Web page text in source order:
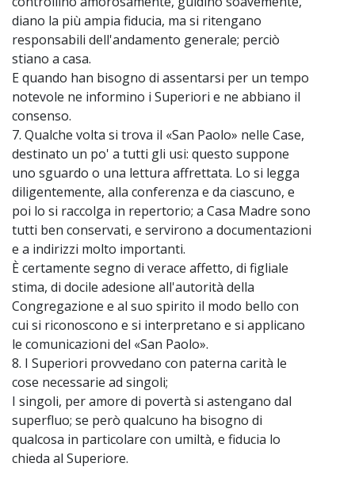
diano la più ampia fiducia, ma si ritengano
responsabili dell'andamento generale; perciò
stiano a casa.
E quando han bisogno di assentarsi per un tempo
notevole ne informino i Superiori e ne abbiano il
consenso.
7. Qualche volta si trova il «San Paolo» nelle Case,
destinato un po' a tutti gli usi: questo suppone
uno sguardo o una lettura affrettata. Lo si legga
diligentemente, alla conferenza e da ciascuno, e
poi lo si raccolga in repertorio; a Casa Madre sono
tutti ben conservati, e servirono a documentazioni
e a indirizzi molto importanti.
È certamente segno di verace affetto, di figliale
stima, di docile adesione all'autorità della
Congregazione e al suo spirito il modo bello con
cui si riconoscono e si interpretano e si applicano
le comunicazioni del «San Paolo».
8. I Superiori provvedano con paterna carità le
cose necessarie ad singoli;
I singoli, per amore di povertà si astengano dal
superfluo; se però qualcuno ha bisogno di
qualcosa in particolare con umiltà, e fiducia lo
chieda al Superiore.